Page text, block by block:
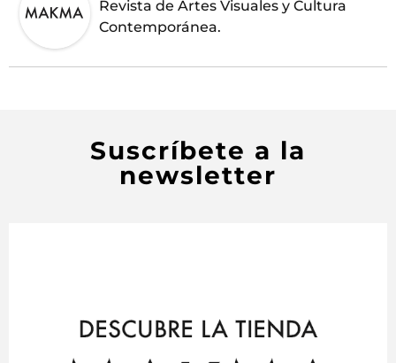
Revista de Artes Visuales y Cultura
Contemporánea.
Suscríbete a la
newsletter